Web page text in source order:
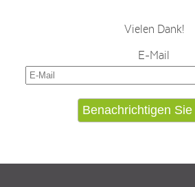
Vielen Dank!
E-Mail